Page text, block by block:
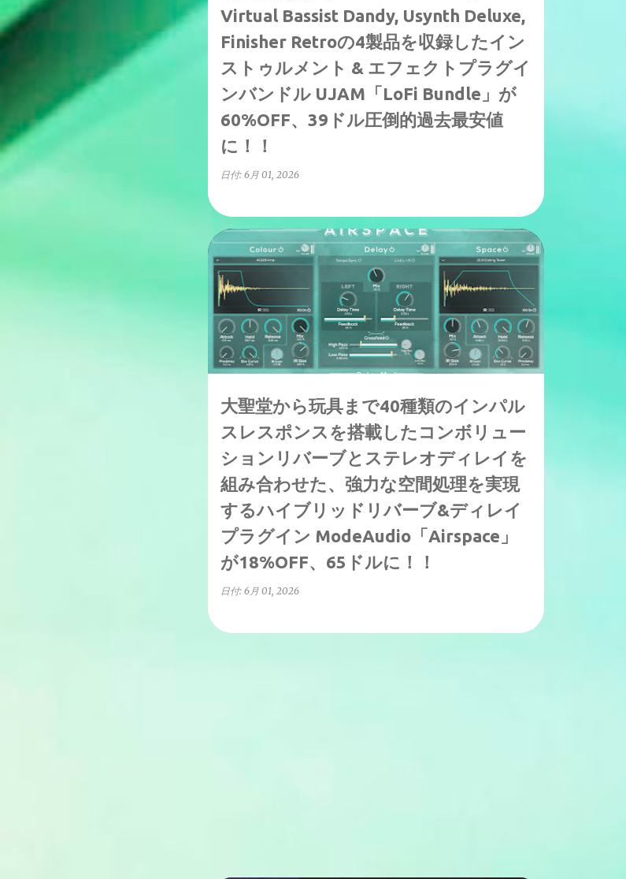
Virtual Bassist Dandy, Usynth Deluxe,
Finisher Retroの4製品を収録したイン
ストゥルメント & エフェクトプラグイ
ンバンドル UJAM「LoFi Bundle」が
60%OFF、39ドル圧倒的過去最安値
に！！
日付: 6月 01, 2026
大聖堂から玩具まで40種類のインパル
スレスポンスを搭載したコンボリュー
ションリバーブとステレオディレイを
組み合わせた、強力な空間処理を実現
するハイブリッドリバーブ&ディレイ
プラグイン ModeAudio「Airspace」
が18%OFF、65ドルに！！
日付: 6月 01, 2026
↑1-50%OFF